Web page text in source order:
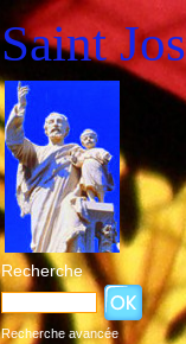
Saint
Recherche
Recherche avancée